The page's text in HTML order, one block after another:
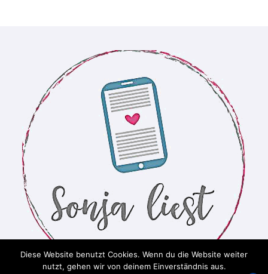
Diese Website benutzt Cookies. Wenn du die Website weiter
nutzt, gehen wir von deinem Einverständnis aus.